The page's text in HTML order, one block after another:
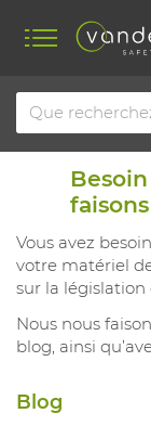
Vous avez
votre matériel
sur la
Nous nous
blog, ainsi
Blog